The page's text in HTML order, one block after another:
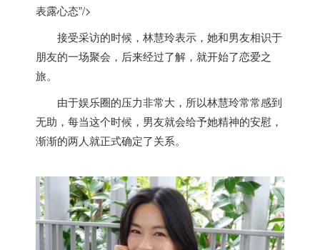
表露心态”/>
接受采访的时候，林慧玲表示，她和男友相识于
朋友的一场聚会，后来经过了解，就开始了恋爱之
旅。
由于娱乐圈的压力非常大，所以林慧玲常常感到
无助，每当这个时候，男友就会给予她精神的安慰，
渐渐的两人就正式确定了关系。